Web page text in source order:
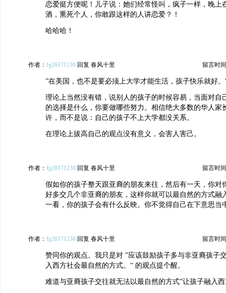
恋爱挺方便呢！儿子说：她们经常怪叫，疯子一样，晚上
酒，熏死个人，你敢跟这样的人讲恋爱？！
哈哈哈！
作者： fg20171230 回复 春风十里 留言时
”在美国，也不是要必须上大学才能生活，孩子快乐就好。
理论上当然没有错，说别人的孩子的时候容易，当面对自
的选择是什么，你要做哪些努力。相信绝大多数的华人家
许，而不是说：自己的孩子不上大学都没关系。
在理论上拔高自己的观点没有意义，会害人害己。
作者： fg20171230 回复 春风十里 留言时
假如你的孩子整天跟亚裔的朋友来往，然后有一天，你对
好多交几个非亚裔的朋友，这样你就可以最自然的方式融
一看，你的孩子会有什么反映。你不觉得自己在下意思当
作者： fg20171230 回复 春风十里 留言时
赞同你的观点。我只是对 ”应该鼓励孩子多与非亚裔孩子
入西方社会最自然的方式。“ 的观点提个醒。
难道与亚裔孩子交往就无法以最自然的方式”让孩子融入